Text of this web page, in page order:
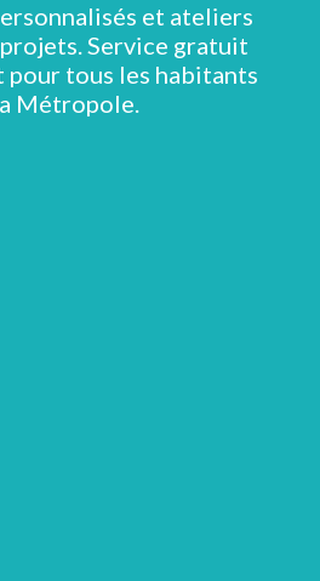
et ateliers
Service gratuit
pour tous les habitants
Métropole.